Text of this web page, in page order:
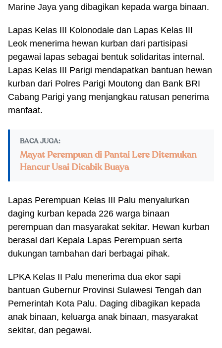
Marine Jaya yang dibagikan kepada warga binaan.
Lapas Kelas III Kolonodale dan Lapas Kelas III
Leok menerima hewan kurban dari partisipasi
pegawai lapas sebagai bentuk solidaritas internal.
Lapas Kelas III Parigi mendapatkan bantuan hewan
kurban dari Polres Parigi Moutong dan Bank BRI
Cabang Parigi yang menjangkau ratusan penerima
manfaat.
BACA JUGA:
Mayat Perempuan di Pantai Lere Ditemukan
Hancur Usai Dicabik Buaya
Lapas Perempuan Kelas III Palu menyalurkan
daging kurban kepada 226 warga binaan
perempuan dan masyarakat sekitar. Hewan kurban
berasal dari Kepala Lapas Perempuan serta
dukungan tambahan dari berbagai pihak.
LPKA Kelas II Palu menerima dua ekor sapi
bantuan Gubernur Provinsi Sulawesi Tengah dan
Pemerintah Kota Palu. Daging dibagikan kepada
anak binaan, keluarga anak binaan, masyarakat
sekitar, dan pegawai.